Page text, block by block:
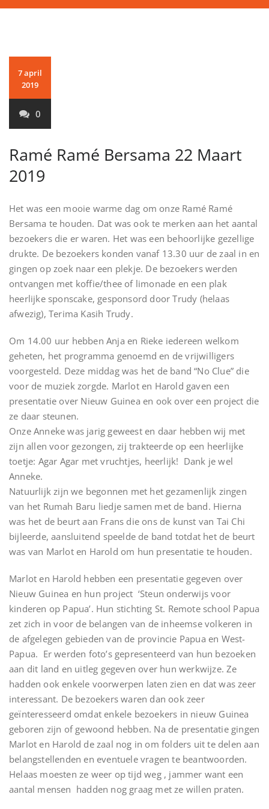
7 april
2019
0
Ramé Ramé Bersama 22 Maart
2019
Het was een mooie warme dag om onze Ramé Ramé
Bersama te houden. Dat was ook te merken aan het aantal
bezoekers die er waren. Het was een behoorlijke gezellige
drukte. De bezoekers konden vanaf 13.30 uur de zaal in en
gingen op zoek naar een plekje. De bezoekers werden
ontvangen met koffie/thee of limonade en een plak
heerlijke sponscake, gesponsord door Trudy (helaas
afwezig), Terima Kasih Trudy.
Om 14.00 uur hebben Anja en Rieke iedereen welkom
geheten, het programma genoemd en de vrijwilligers
voorgesteld. Deze middag was het de band “No Clue” die
voor de muziek zorgde. Marlot en Harold gaven een
presentatie over Nieuw Guinea en ook over een project die
ze daar steunen.
Onze Anneke was jarig geweest en daar hebben wij met
zijn allen voor gezongen, zij trakteerde op een heerlijke
toetje: Agar Agar met vruchtjes, heerlijk! Dank je wel
Anneke.
Natuurlijk zijn we begonnen met het gezamenlijk zingen
van het Rumah Baru liedje samen met de band. Hierna
was het de beurt aan Frans die ons de kunst van Tai Chi
bijleerde, aansluitend speelde de band totdat het de beurt
was van Marlot en Harold om hun presentatie te houden.
Marlot en Harold hebben een presentatie gegeven over
Nieuw Guinea en hun project ‘Steun onderwijs voor
kinderen op Papua’. Hun stichting St. Remote school Papua
zet zich in voor de belangen van de inheemse volkeren in
de afgelegen gebieden van de provincie Papua en West-
Papua. Er werden foto’s gepresenteerd van hun bezoeken
aan dit land en uitleg gegeven over hun werkwijze. Ze
hadden ook enkele voorwerpen laten zien en dat was zeer
interessant. De bezoekers waren dan ook zeer
geïnteresseerd omdat enkele bezoekers in nieuw Guinea
geboren zijn of gewoond hebben. Na de presentatie gingen
Marlot en Harold de zaal nog in om folders uit te delen aan
belangstellenden en eventuele vragen te beantwoorden.
Helaas moesten ze weer op tijd weg , jammer want een
aantal mensen hadden nog graag met ze willen praten.